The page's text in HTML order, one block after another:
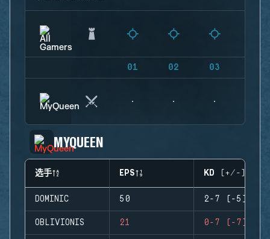
01 02 03
MYQUEEN
选手 EPS KD (+/-)
DOMINIC 50 2-7 (-5)
OBLIVIONIS 21 0-7 (-7)